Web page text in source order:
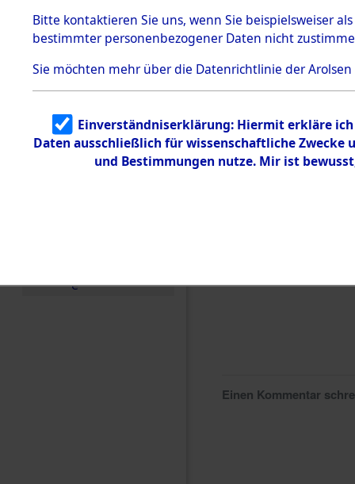
5.3.1 Alliierte
Erhebungen
zu
Todesmärsch
en
5.3.2
Identifizierun
g
5.3.3
Todesmärsch
e
Einen Kommentar
Bitte kontaktieren Sie uns, wenn Sie beispielsweiser
bestimmter personenbezogener Daten nicht
Sie möchten mehr über die Datenrichtlinie der Arolsen
Einverständniserklärung: Hiermit erkläre
Daten ausschließlich für wissenschaftliche
und Bestimmungen nutze. Mir ist